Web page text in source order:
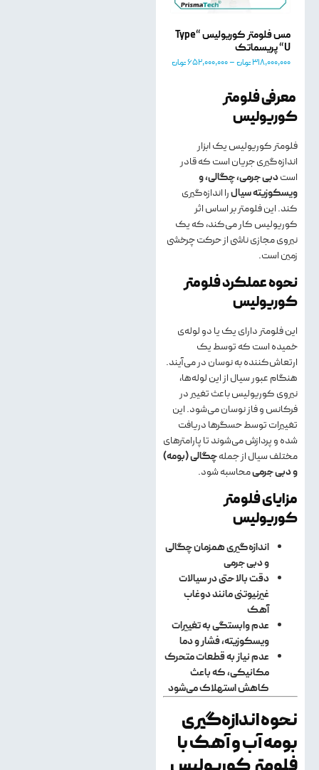
مس فلومتر کوریولیس “Type
“U پریسماتک
318,000,000تومان–
652,000,000تومان
معرفی فلومتر
کوریولیس
فلومتر کوریولیس یک ابزار
اندازه‌گیری جریان است که قادر
استدبی جرمی، چگالی، و
ویسکوزیته سیالرا اندازه‌گیری
کند. این فلومتر بر اساس اثر
کوریولیس کار می‌کند، که یک
نیروی مجازی ناشی از حرکت چرخشی
زمین است.
نحوه عملکرد فلومتر
کوریولیس
این فلومتر دارای یک یا دو لوله‌ی
خمیده است که توسط یک
ارتعاش‌کننده به نوسان در می‌آیند.
هنگام عبور سیال از این لوله‌ها،
نیروی کوریولیس باعث تغییر در
فرکانس و فاز نوسان می‌شود. این
تغییرات توسط حسگرها دریافت
شده و پردازش می‌شوند تا پارامترهای
مختلف سیال از جملهچگالی (بومه)
و دبی جرمیمحاسبه شود.
مزایای فلومتر
کوریولیس
اندازه‌گیری همزمان چگالی
و دبی جرمی
دقت بالا حتی در سیالات
غیرنیوتنی مانند دوغاب
آهک
عدم وابستگی به تغییرات
ویسکوزیته، فشار و دما
عدم نیاز به قطعات متحرک
مکانیکی، که باعث
کاهش استهلاک می‌شود
نحوه اندازه‌گیری
بومه آب و آهک با